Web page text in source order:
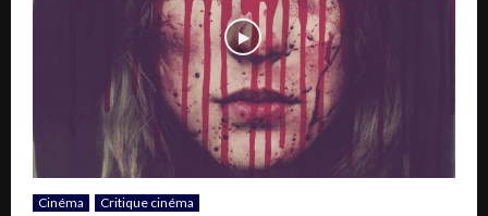
Cinéma Critique cinéma